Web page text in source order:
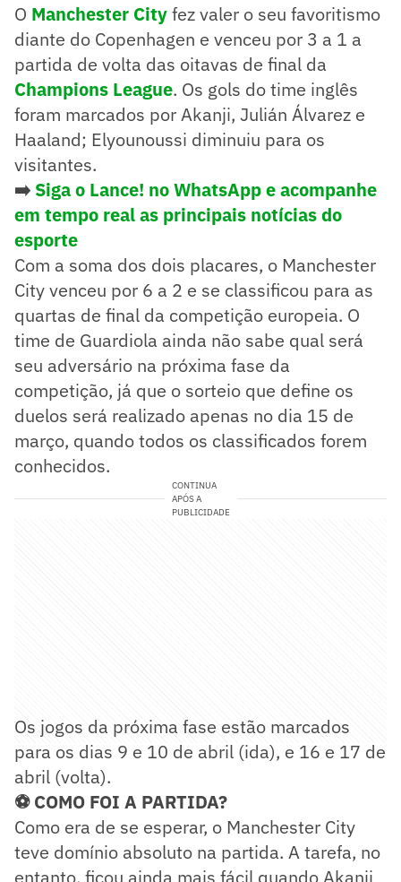
O Manchester Cityfez valer o seu favoritismo
diante do Copenhagen e venceu por 3 a 1 a
partida de volta das oitavas de final da
Champions League. Os gols do time inglês
foram marcados por Akanji, Julián Álvarez e
Haaland; Elyounoussi diminuiu para os
visitantes.
➡️ Siga o Lance! no WhatsApp e acompanhe
em tempo real as principais notícias do
esporte
Com a soma dos dois placares, o Manchester
City venceu por 6 a 2 e se classificou para as
quartas de final da competição europeia. O
time de Guardiola ainda não sabe qual será
seu adversário na próxima fase da
competição, já que o sorteio que define os
duelos será realizado apenas no dia 15 de
março, quando todos os classificados forem
conhecidos.
CONTINUA
APÓS A
PUBLICIDADE
Os jogos da próxima fase estão marcados
para os dias 9 e 10 de abril (ida), e 16 e 17 de
abril (volta).
⚽ COMO FOI A PARTIDA?
Como era de se esperar, o Manchester City
teve domínio absoluto na partida. A tarefa, no
entanto, ficou ainda mais fácil quando Akanji